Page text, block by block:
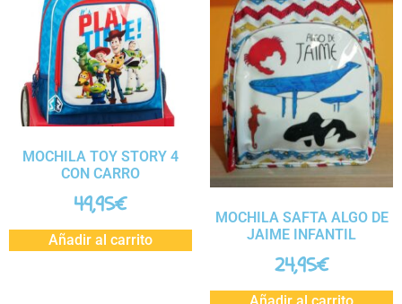
MOCHILA TOY STORY 4
CON CARRO
49,95€
Añadir al carrito
MOCHILA SAFTA ALGO DE
JAIME INFANTIL
24,95€